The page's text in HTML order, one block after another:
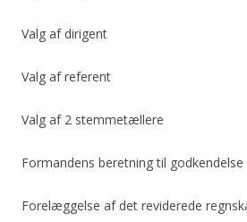
Valg af dirigent
Valg af referent
Valg af 2 stemmetællere
Formandens beretning til godkendelse
Forelæggelse af det reviderede